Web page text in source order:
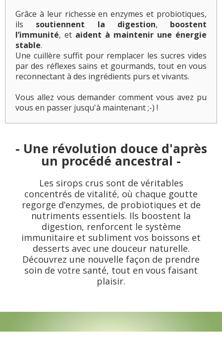
Grâce à leur richesse en enzymes et probiotiques,
ils soutiennent la digestion, boostent
l’immunité, et aident à maintenir une énergie
stable.
Une cuillère suffit pour remplacer les sucres vides
par des réflexes sains et gourmands, tout en vous
reconnectant à des ingrédients purs et vivants.
Vous allez vous demander comment vous avez pu
vous en passer jusqu'à maintenant ;-) !
- Une révolution douce d'après
un procédé ancestral -
Les sirops crus sont de véritables
concentrés de vitalité, où chaque goutte
regorge d’enzymes, de probiotiques et de
nutriments essentiels. Ils boostent la
digestion, renforcent le système
immunitaire et subliment vos boissons et
desserts avec une douceur naturelle.
Découvrez une nouvelle façon de prendre
soin de votre santé, tout en vous faisant
plaisir.